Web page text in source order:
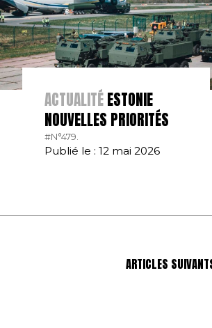
ACTUALITÉESTONIE
NOUVELLES PRIORITÉS
#N°479.
Publié le : 12 mai 2026
ARTICLES